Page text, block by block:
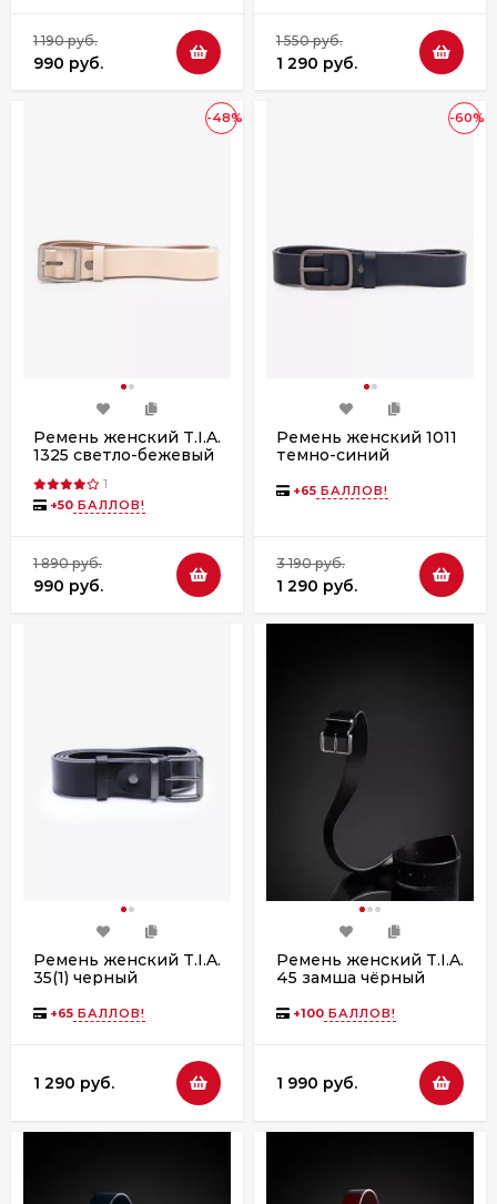
1 190 руб.
990 руб.
1 550 руб.
1 290 руб.
-48%
Ремень женский T.I.A.
1325 светло-бежевый
1
+50 БАЛЛОВ!
1 890 руб.
990 руб.
-60%
Ремень женский 1011
темно-синий
+65 БАЛЛОВ!
3 190 руб.
1 290 руб.
Ремень женский T.I.A.
35(1) черный
+65 БАЛЛОВ!
1 290 руб.
Ремень женский T.I.A.
45 замша чёрный
+100 БАЛЛОВ!
1 990 руб.